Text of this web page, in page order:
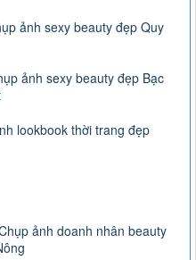
ảnh sexy beauty đẹp Quy
ảnh sexy beauty đẹp Bạc
lookbook thời trang đẹp
ảnh doanh nhân beauty